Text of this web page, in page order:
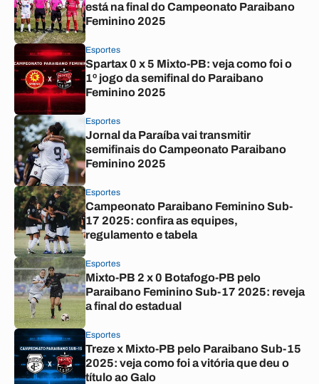
está na final do Campeonato Paraibano
Feminino 2025
Esportes
Spartax 0 x 5 Mixto-PB: veja como foi o
1º jogo da semifinal do Paraibano
Feminino 2025
Esportes
Jornal da Paraíba vai transmitir
semifinais do Campeonato Paraibano
Feminino 2025
Esportes
Campeonato Paraibano Feminino Sub-
17 2025: confira as equipes,
regulamento e tabela
Esportes
Mixto-PB 2 x 0 Botafogo-PB pelo
Paraibano Feminino Sub-17 2025: reveja
a final do estadual
Esportes
Treze x Mixto-PB pelo Paraibano Sub-15
2025: veja como foi a vitória que deu o
título ao Galo